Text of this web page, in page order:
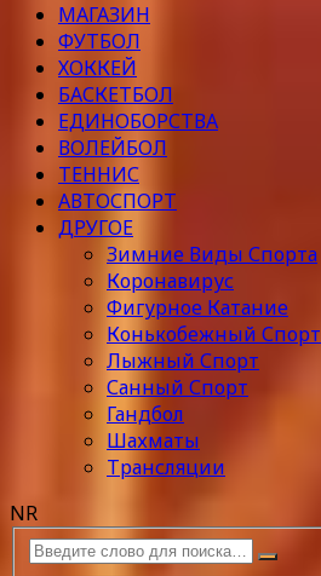
МАГАЗИН
ФУТБОЛ
ХОККЕЙ
БАСКЕТБОЛ
ЕДИНОБОРСТВА
ВОЛЕЙБОЛ
ТЕННИС
АВТОСПОРТ
ДРУГОЕ
Зимние Виды Спорта
Коронавирус
Фигурное Катание
Конькобежный Спорт
Лыжный Спорт
Санный Спорт
Гандбол
Шахматы
Трансляции
NR